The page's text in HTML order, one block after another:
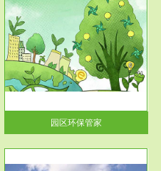
园区环保管家